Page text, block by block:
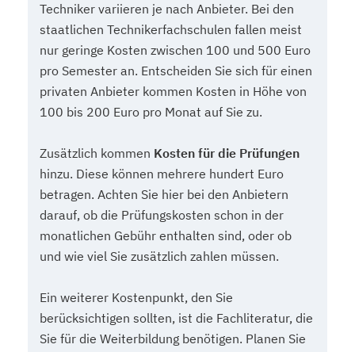
Techniker variieren je nach Anbieter. Bei den
staatlichen Technikerfachschulen fallen meist
nur geringe Kosten zwischen 100 und 500 Euro
pro Semester an. Entscheiden Sie sich für einen
privaten Anbieter kommen Kosten in Höhe von
100 bis 200 Euro pro Monat auf Sie zu.
Zusätzlich kommen Kosten für die Prüfungen
hinzu. Diese können mehrere hundert Euro
betragen. Achten Sie hier bei den Anbietern
darauf, ob die Prüfungskosten schon in der
monatlichen Gebühr enthalten sind, oder ob
und wie viel Sie zusätzlich zahlen müssen.
Ein weiterer Kostenpunkt, den Sie
berücksichtigen sollten, ist die Fachliteratur, die
Sie für die Weiterbildung benötigen. Planen Sie